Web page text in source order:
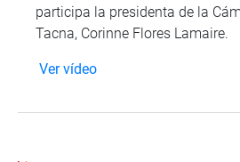
participa la presidenta de la
Tacna, Corinne Flores Lamaire.
Ver vídeo